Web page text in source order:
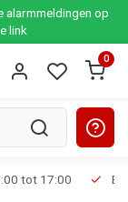
alarmmeldingen op
link
0
tot 17:00